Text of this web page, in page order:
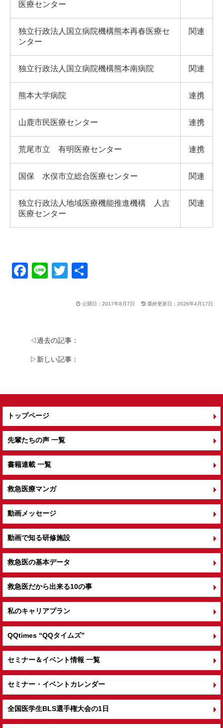
医療センター
独立行政法人国立病院機構熊本再春医療セ
ンター
関連
独立行政法人国立病院機構熊本南病院 関連
熊本大学病院 連携
山鹿市民医療センター 連携
荒尾市立 有明医療センター 連携
国保 水俣市立総合医療センター 関連
独立行政法人地域医療機能推進機構 人吉
医療センター
関連
F
b
o
Li
T
tt
公開日：2017年8月7日 最終更新日：2026年4月17日
◁過去の記事：
▷新しい記事：
トップページ
先輩たちの声 一覧
書籍連載 一覧
救急医療マンガ
動画メッセージ
動画で知る研修施設
救急医の基本データ
救急医だから出来る10の事
私のキャリアプラン
QQtimes “QQタイムズ”
セミナー＆イベント情報 一覧
セミナー・イベントカレンダー
全国医学生BLS選手権大会の1日